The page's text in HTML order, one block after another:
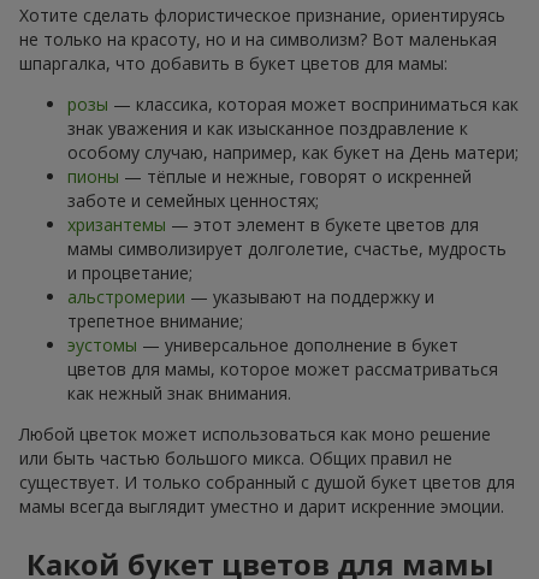
Хотите сделать флористическое признание, ориентируясь
не только на красоту, но и на символизм? Вот маленькая
шпаргалка, что добавить в букет цветов для мамы:
розы — классика, которая может восприниматься как
знак уважения и как изысканное поздравление к
особому случаю, например, как букет на День матери;
пионы — тёплые и нежные, говорят о искренней
заботе и семейных ценностях;
хризантемы — этот элемент в букете цветов для
мамы символизирует долголетие, счастье, мудрость
и процветание;
альстромерии — указывают на поддержку и
трепетное внимание;
эустомы — универсальное дополнение в букет
цветов для мамы, которое может рассматриваться
как нежный знак внимания.
Любой цветок может использоваться как моно решение
или быть частью большого микса. Общих правил не
существует. И только собранный с душой букет цветов для
мамы всегда выглядит уместно и дарит искренние эмоции.
Какой букет цветов для мамы